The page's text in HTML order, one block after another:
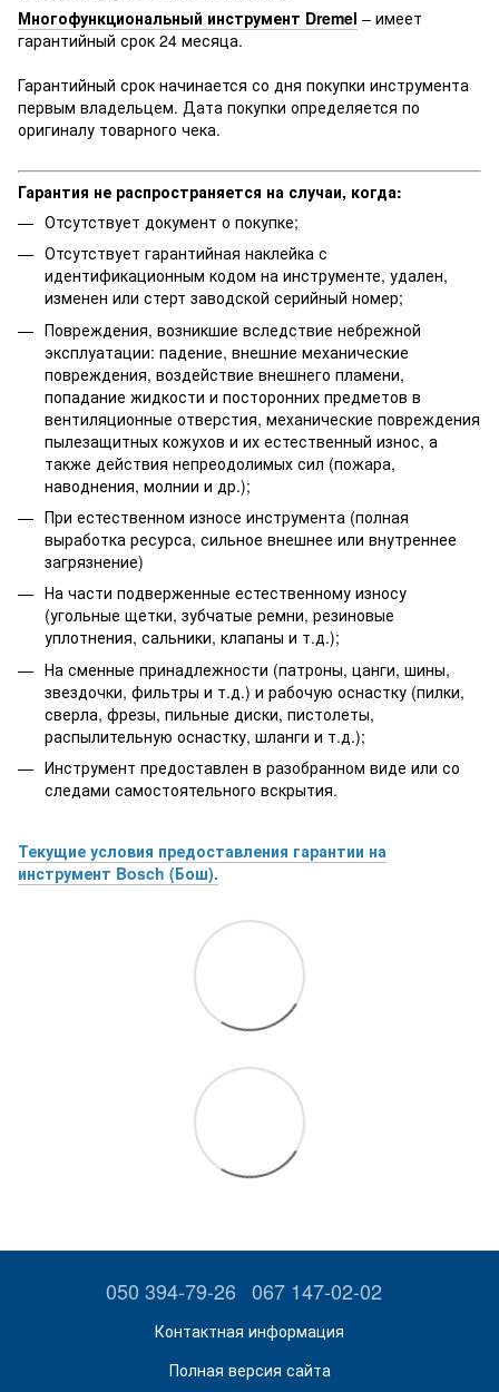
Многофункциональный инструмент Dremel – имеет
гарантийный срок 24 месяца.
Гарантийный срок начинается со дня покупки инструмента
первым владельцем. Дата покупки определяется по
оригиналу товарного чека.
Гарантия не распространяется на случаи, когда:
Отсутствует документ о покупке;
Отсутствует гарантийная наклейка с
идентификационным кодом на инструменте, удален,
изменен или стерт заводской серийный номер;
Повреждения, возникшие вследствие небрежной
эксплуатации: падение, внешние механические
повреждения, воздействие внешнего пламени,
попадание жидкости и посторонних предметов в
вентиляционные отверстия, механические повреждения
пылезащитных кожухов и их естественный износ, а
также действия непреодолимых сил (пожара,
наводнения, молнии и др.);
При естественном износе инструмента (полная
выработка ресурса, сильное внешнее или внутреннее
загрязнение)
На части подверженные естественному износу
(угольные щетки, зубчатые ремни, резиновые
уплотнения, сальники, клапаны и т.д.);
На сменные принадлежности (патроны, цанги, шины,
звездочки, фильтры и т.д.) и рабочую оснастку (пилки,
сверла, фрезы, пильные диски, пистолеты,
распылительную оснастку, шланги и т.д.);
Инструмент предоставлен в разобранном виде или со
следами самостоятельного вскрытия.
Текущие условия предоставления гарантии на
инструмент Bosch (Бош).
050 394-79-26 067 147-02-02
Контактная информация
Полная версия сайта